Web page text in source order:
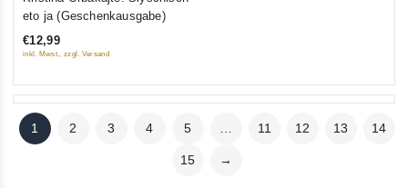
5
eto ja (Geschenkausgabe)
€12,99
inkl. Mwst., zzgl. Versand
1 2 3 4 5 … 11 12 13 14
15 →